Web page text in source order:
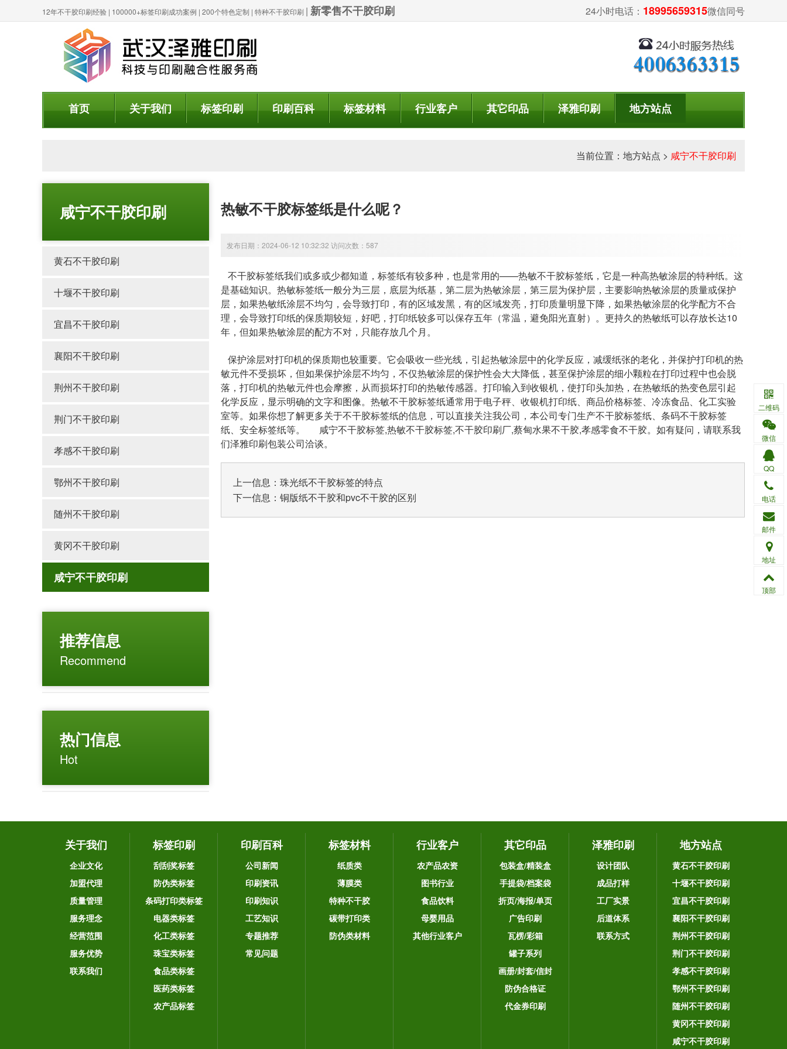
12年不干胶印刷经验 | 100000+标签印刷成功案例 | 200个特色定制 | 特种不干胶印刷 | 新零售不干胶印刷 24小时电话： 18995659315微信同号
首页 关于我们 标签印刷 印刷百科 标签材料 行业客户 其它印品 泽雅印刷 地方站点
当前位置： 地方站点 > 咸宁不干胶印刷
咸宁不干胶印刷
黄石不干胶印刷
十堰不干胶印刷
宜昌不干胶印刷
襄阳不干胶印刷
荆州不干胶印刷
荆门不干胶印刷
孝感不干胶印刷
鄂州不干胶印刷
随州不干胶印刷
黄冈不干胶印刷
咸宁不干胶印刷
推荐信息
Recommend
热门信息
Hot
热敏不干胶标签纸是什么呢？
发布日期：2024-06-12 10:32:32 访问次数：587
不干胶标签纸我们或多或少都知道，标签纸有较多种，也是常用的——热敏不干胶标签纸，它是一种高热敏涂层的特种纸。这
是基础知识。热敏标签纸一般分为三层，底层为纸基，第二层为热敏涂层，第三层为保护层，主要影响热敏涂层的质量或保护
层，如果热敏纸涂层不均匀，会导致打印，有的区域发黑，有的区域发亮，打印质量明显下降，如果热敏涂层的化学配方不合
理，会导致打印纸的保质期较短，好吧，打印纸较多可以保存五年（常温，避免阳光直射）。更持久的热敏纸可以存放长达10
年，但如果热敏涂层的配方不对，只能存放几个月。
保护涂层对打印机的保质期也较重要。它会吸收一些光线，引起热敏涂层中的化学反应，减缓纸张的老化，并保护打印机的热
敏元件不受损坏，但如果保护涂层不均匀，不仅热敏涂层的保护性会大大降低，甚至保护涂层的细小颗粒在打印过程中也会脱
落，打印机的热敏元件也会摩擦，从而损坏打印的热敏传感器。打印输入到收银机，使打印头加热，在热敏纸的热变色层引起
化学反应，显示明确的文字和图像。热敏不干胶标签纸通常用于电子秤、收银机打印纸、商品价格标签、冷冻食品、化工实验
室等。如果你想了解更多关于不干胶标签纸的信息，可以直接关注我公司，本公司专门生产不干胶标签纸、条码不干胶标签
纸、安全标签纸等。 咸宁不干胶标签,热敏不干胶标签,不干胶印刷厂,蔡甸水果不干胶,孝感零食不干胶。如有疑问，请联系我
们泽雅印刷包装公司洽谈。
上一信息： 珠光纸不干胶标签的特点
下一信息： 铜版纸不干胶和pvc不干胶的区别
关于我们
企业文化
加盟代理
质量管理
服务理念
经营范围
服务优势
联系我们
标签印刷
刮刮奖标签
防伪类标签
条码打印类标签
电器类标签
化工类标签
珠宝类标签
食品类标签
医药类标签
农产品标签
印刷百科
公司新闻
印刷资讯
印刷知识
工艺知识
专题推荐
常见问题
标签材料
纸质类
薄膜类
特种不干胶
碳带打印类
防伪类材料
行业客户
农产品农资
图书行业
食品饮料
母婴用品
其他行业客户
其它印品
包装盒/精装盒
手提袋/档案袋
折页/海报/单页
广告印刷
瓦楞/彩箱
罐子系列
画册/封套/信封
防伪合格证
代金券印刷
泽雅印刷
设计团队
成品打样
工厂实景
后道体系
联系方式
地方站点
黄石不干胶印刷
十堰不干胶印刷
宜昌不干胶印刷
襄阳不干胶印刷
荆州不干胶印刷
荆门不干胶印刷
孝感不干胶印刷
鄂州不干胶印刷
随州不干胶印刷
黄冈不干胶印刷
咸宁不干胶印刷
二维码
微信
QQ
电话
邮件
地址
顶部